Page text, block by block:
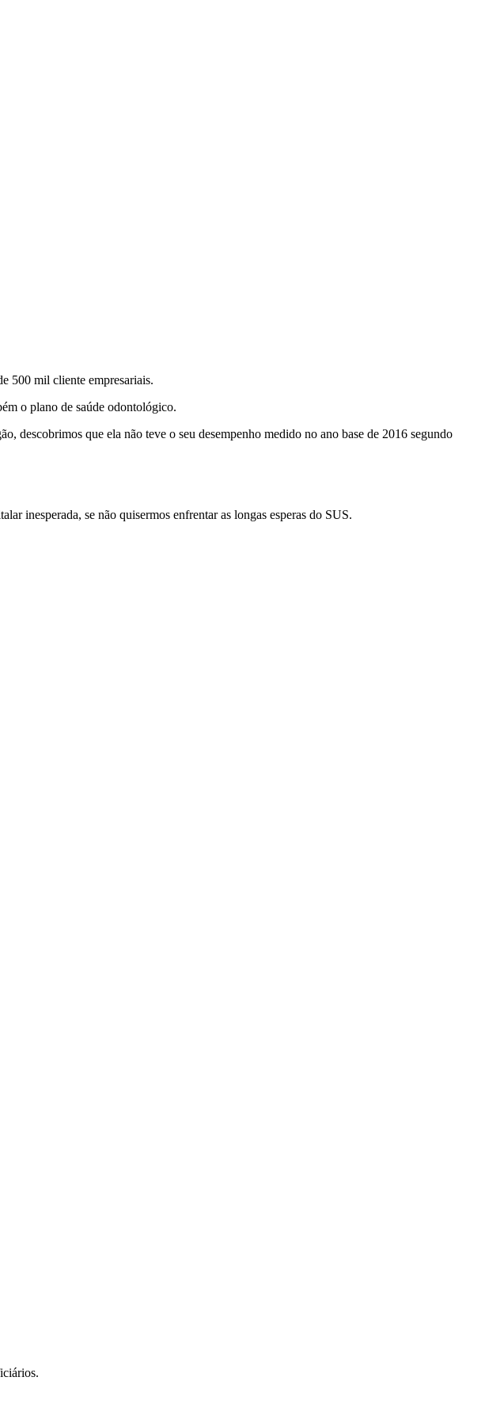
500 mil cliente empresariais.
o plano de saúde odontológico.
descobrimos que ela não teve o seu desempenho medido no ano base de 2016 segundo
inesperada, se não quisermos enfrentar as longas esperas do SUS.